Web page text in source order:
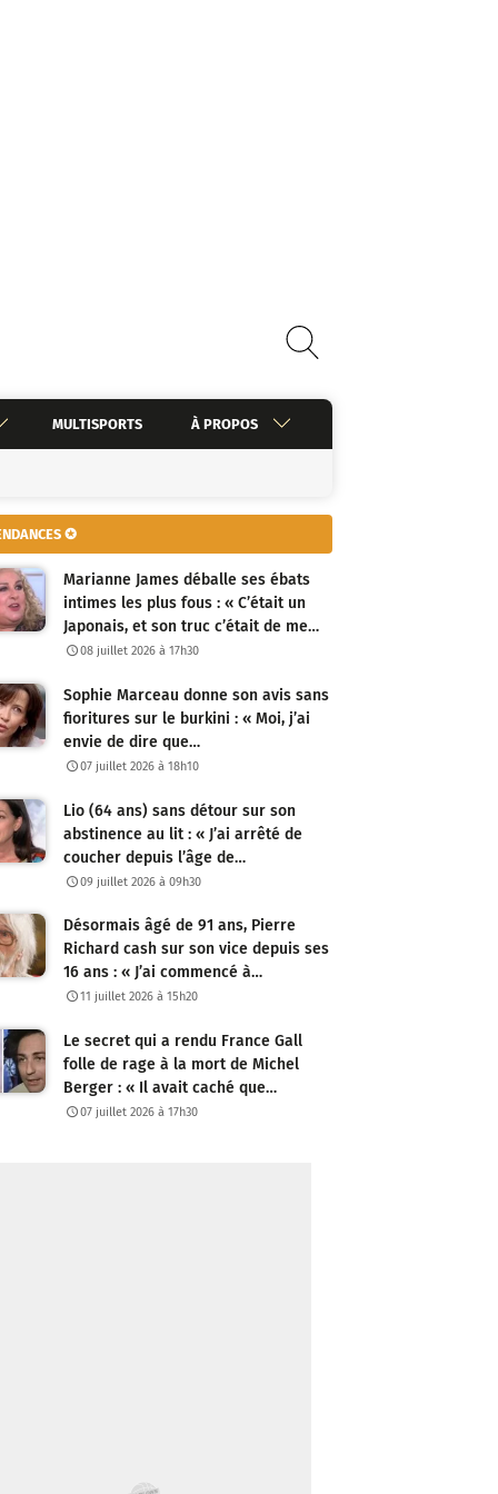
MULTISPORTS À PROPOS
✪
Marianne James déballe ses ébats
intimes les plus fous : « C’était un
Japonais, et son truc c’était de me…
08 juillet 2026 à 17h30
Sophie Marceau donne son avis sans
fioritures sur le burkini : « Moi, j’ai
envie de dire que…
07 juillet 2026 à 18h10
Lio (64 ans) sans détour sur son
abstinence au lit : « J’ai arrêté de
coucher depuis l’âge de…
09 juillet 2026 à 09h30
Désormais âgé de 91 ans, Pierre
Richard cash sur son vice depuis ses
16 ans : « J’ai commencé à…
11 juillet 2026 à 15h20
Le secret qui a rendu France Gall
folle de rage à la mort de Michel
Berger : « Il avait caché que…
07 juillet 2026 à 17h30